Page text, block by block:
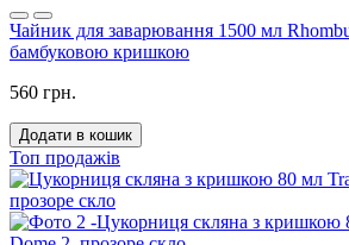
Чайник для заварювання 1500 мл
бамбуковою кришкою
560 грн.
Додати в кошик
Топ продажів